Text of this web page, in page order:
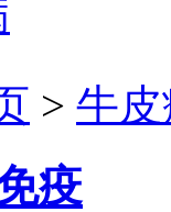
> 牛
疫